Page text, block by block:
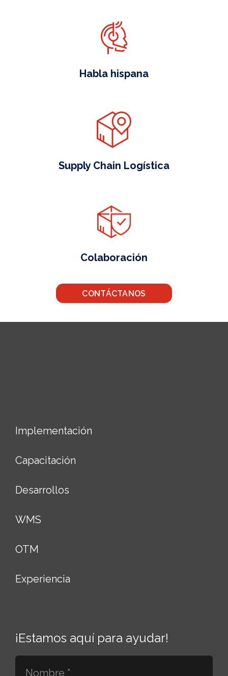
Habla hispana
Supply Chain Logística
Colaboración
CONTÁCTANOS
Implementación
Capacitación
Desarrollos
WMS
OTM
Experiencia
¡Estamos aquí para ayudar!